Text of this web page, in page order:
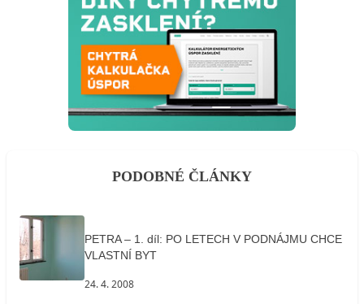
PODOBNÉ ČLÁNKY
PETRA – 1. díl: PO LETECH V PODNÁJMU CHCE
VLASTNÍ BYT
24. 4. 2008